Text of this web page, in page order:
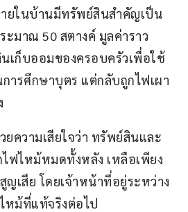
ยในบ้านมีทรัพย์สินสำคัญเป็น
มาณ 50 สตางค์ มูลค่าราว
เก็บออมของครอบครัวเพื่อใช้
ารศึกษาบุตร แต่กลับถูกไฟเผา
ความเสียใจว่า ทรัพย์สินและ
ฟไหม้หมดทั้งหลัง เหลือเพียง
ญเสีย โดยเจ้าหน้าที่อยู่ระหว่าง
หม้ที่แท้จริงต่อไป